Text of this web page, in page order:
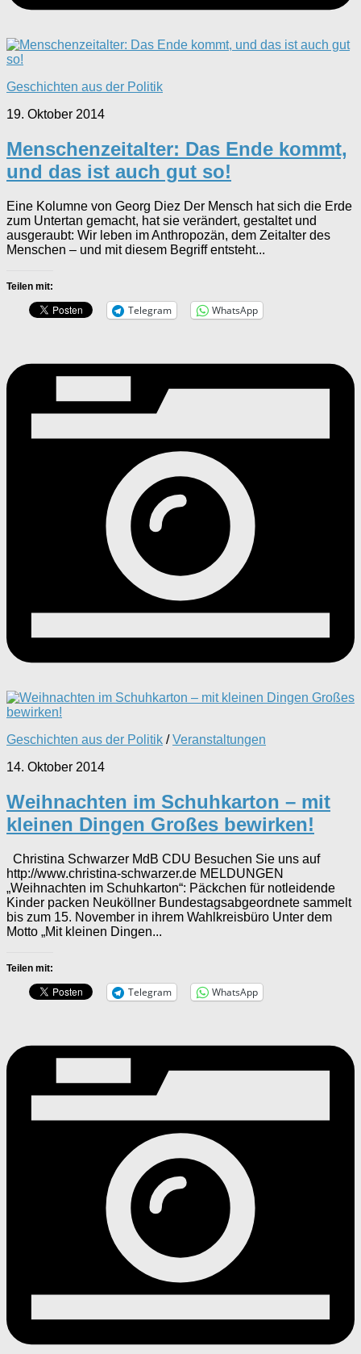
Geschichten aus der Politik
19. Oktober 2014
Menschenzeitalter: Das Ende kommt,
und das ist auch gut so!
Eine Kolumne von Georg Diez Der Mensch hat sich die Erde
zum Untertan gemacht, hat sie verändert, gestaltet und
ausgeraubt: Wir leben im Anthropozän, dem Zeitalter des
Menschen – und mit diesem Begriff entsteht...
Teilen mit:
Telegram WhatsApp
Geschichten aus der Politik /Veranstaltungen
14. Oktober 2014
Weihnachten im Schuhkarton – mit
kleinen Dingen Großes bewirken!
Christina Schwarzer MdB CDU Besuchen Sie uns auf
http://www.christina-schwarzer.de MELDUNGEN
„Weihnachten im Schuhkarton“: Päckchen für notleidende
Kinder packen Neuköllner Bundestagsabgeordnete sammelt
bis zum 15. November in ihrem Wahlkreisbüro Unter dem
Motto „Mit kleinen Dingen...
Teilen mit:
Telegram WhatsApp